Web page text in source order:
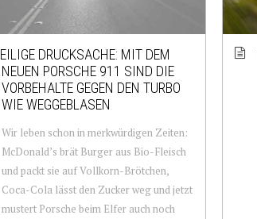
EILIGE DRUCKSACHE: MIT DEM
NEUEN PORSCHE 911 SIND DIE
VORBEHALTE GEGEN DEN TURBO
WIE WEGGEBLASEN
Wir leben schon in merkwürdigen Zeiten:
McDonald’s brät Burger aus Bio-Fleisch
und packt sie auf Vollkorn-Brötchen,
Coca-Cola lässt den Zucker weg und jetzt
mustert Porsche beim Elfer auch noch